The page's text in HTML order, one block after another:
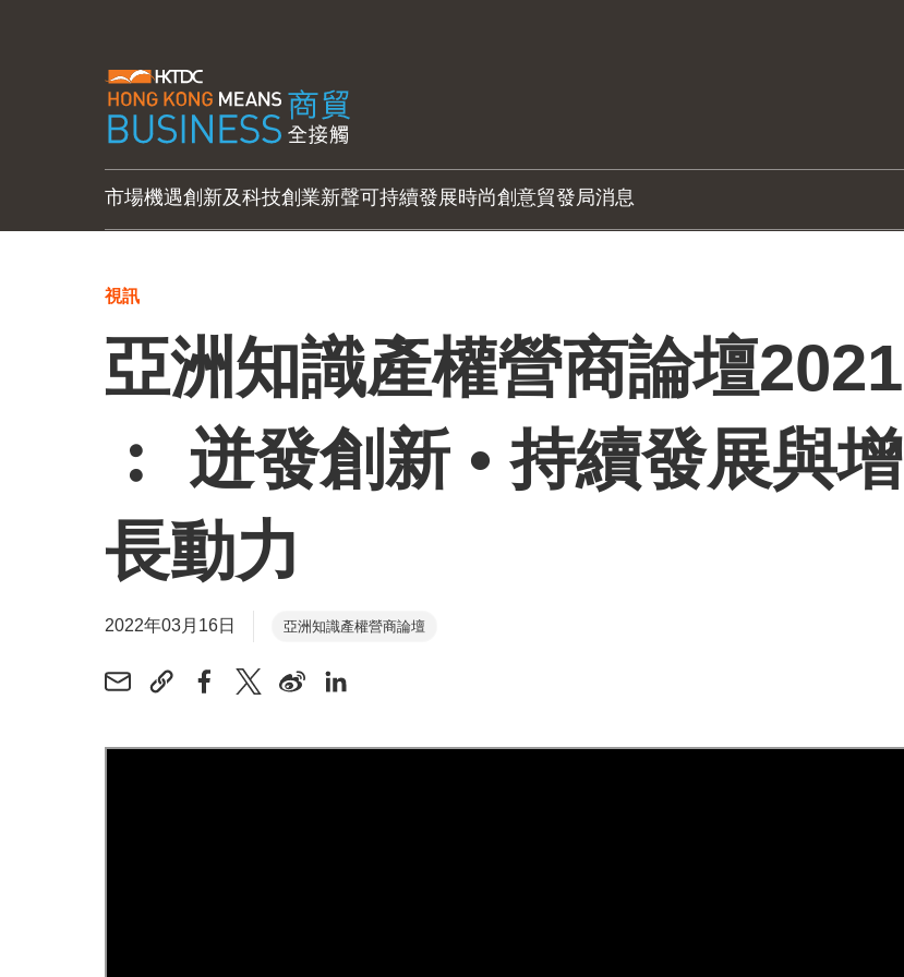
市場機遇創新及科技創業新聲可持續發展時尚創意貿發局消息
視訊
亞洲知識產權營商論壇2021
︰ 迸發創新 • 持續發展與增
長動力
2022年03月16日 亞洲知識產權營商論壇